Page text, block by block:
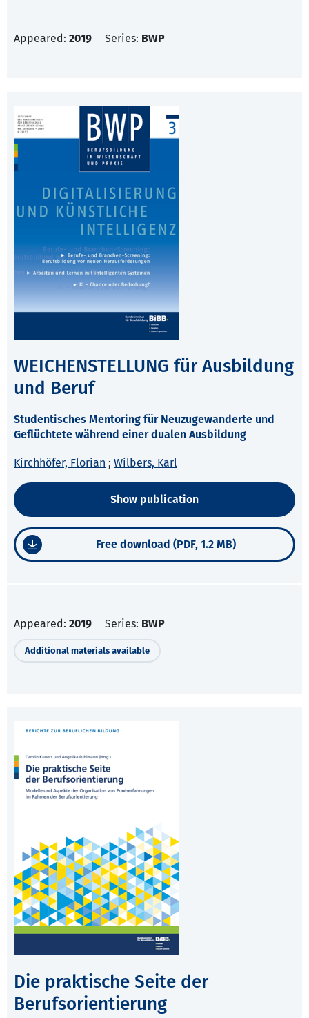
Appeared: 2019 Series: BWP
WEICHENSTELLUNG für Ausbildung
und Beruf
Studentisches Mentoring für Neuzugewanderte und
Geflüchtete während einer dualen Ausbildung
Kirchhöfer, Florian ; Wilbers, Karl
Show publication
Free download (PDF, 1.2 MB)
Appeared: 2019 Series: BWP
Additional materials available
Die praktische Seite der
Berufsorientierung